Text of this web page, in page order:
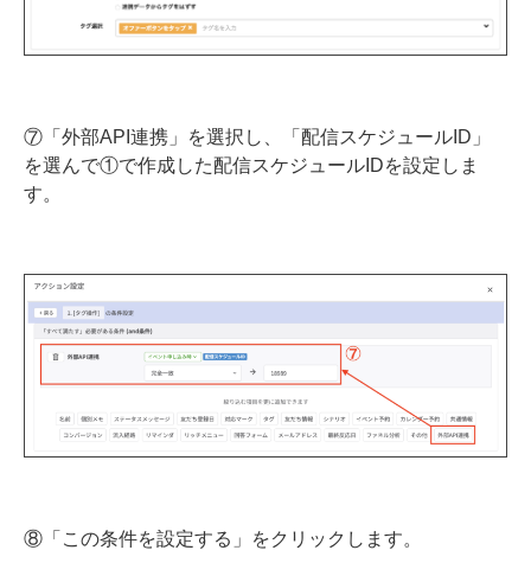
⑦「外部API連携」を選択し、「配信スケジュールID」
を選んで①で作成した配信スケジュールIDを設定しま
す。
⑧「この条件を設定する」をクリックします。